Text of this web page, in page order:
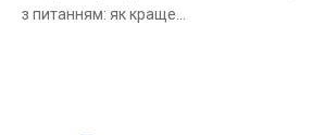
з питанням: як краще…